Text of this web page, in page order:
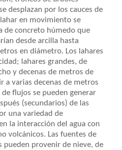
desplazan por los cauces de
en movimiento se
de concreto húmedo que
desde arcilla hasta
en diámetro. Los lahares
lahares grandes, de
y decenas de metros de
a varias decenas de metros
flujos se pueden generar
(secundarios) de las
una variedad de
la interacción del agua con
volcánicos. Las fuentes de
pueden provenir de nieve, de